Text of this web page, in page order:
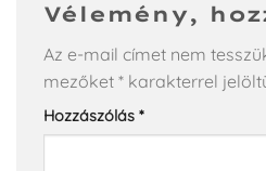
Vélemény,
Az e-mail címet nem
mezőket * karakterrel
Hozzászólás *